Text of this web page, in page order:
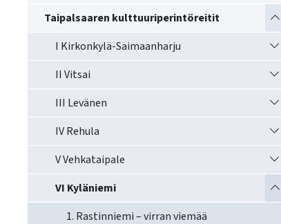
kosketus-
ja
pyyhkäisyliikkeitä.
Taipalsaaren kulttuuriperintöreitit
I Kirkonkylä-Saimaanharju
II Vitsai
III Levänen
IV Rehula
V Vehkataipale
VI Kyläniemi
1. Rastinniemi – virran viemää